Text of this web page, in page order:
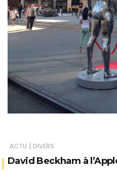
ACTU | DIVERS
David Beckham à